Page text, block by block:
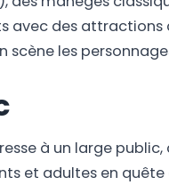
avec des
les
à un large
et adultes en